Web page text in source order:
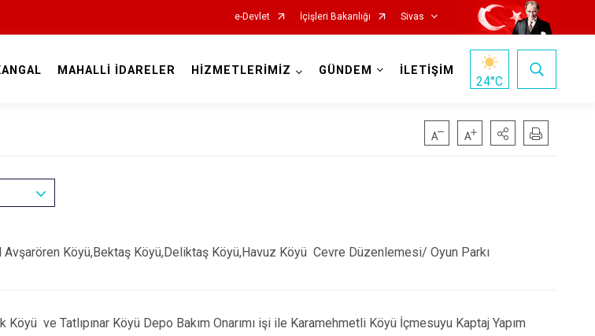
e-Devlet İçişleri Bakanlığı Sivas
Altınyayla
Doğanşar
Kangal
Şarkışla
MAHALLİ İDARELER HİZMETLERİMİZ GÜNDEM İLETİŞİM
24°C
Avşarören Köyü,Bektaş Köyü,Deliktaş Köyü,Havuz Köyü Cevre Düzenlemesi/ Oyun Parkı
Köyü ve Tatlıpınar Köyü Depo Bakım Onarımı işi ile Karamehmetli Köyü İçmesuyu Kaptaj Yapım